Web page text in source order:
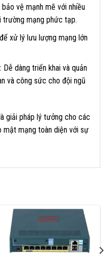
vệ mạnh mẽ với nhiều
trường mạng phức tạp.
xử lý lưu lượng mạng lớn
: Dễ dàng triển khai và quản
và công sức cho đội ngũ
giải pháp lý tưởng cho các
mật mạng toàn diện với sự